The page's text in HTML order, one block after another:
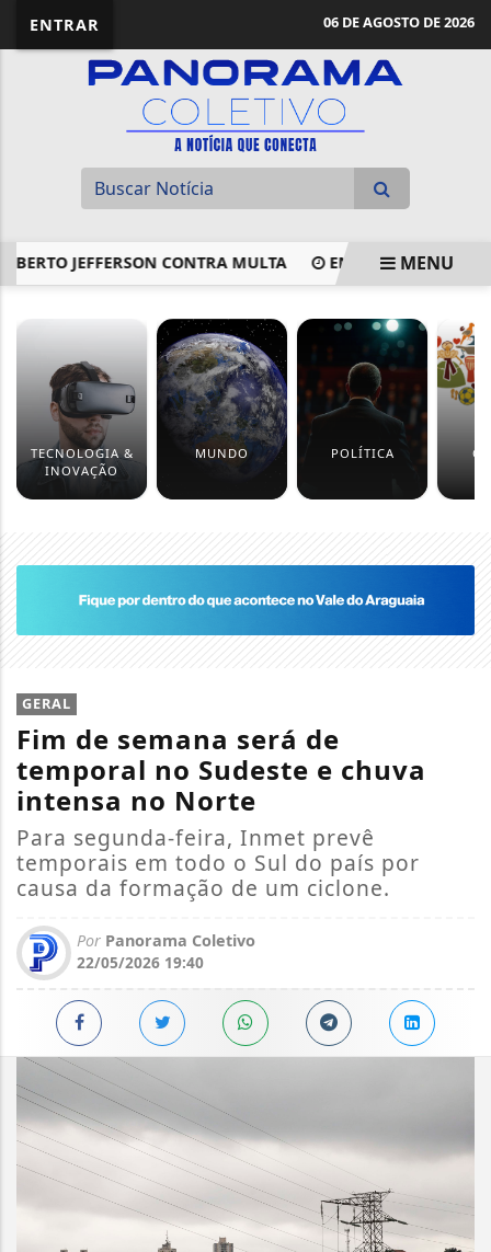
ENTRAR 06 DE AGOSTO DE 2026
JEFFERSON CONTRA MULTA ENTENDA O PAPEL DAS
MENU
TECNOLOGIA &
INOVAÇÃO
MUNDO POLÍTICA
GERAL
Fim de semana será de
temporal no Sudeste e chuva
intensa no Norte
Para segunda-feira, Inmet prevê
temporais em todo o Sul do país por
causa da formação de um ciclone.
Por Panorama Coletivo
22/05/2026 19:40